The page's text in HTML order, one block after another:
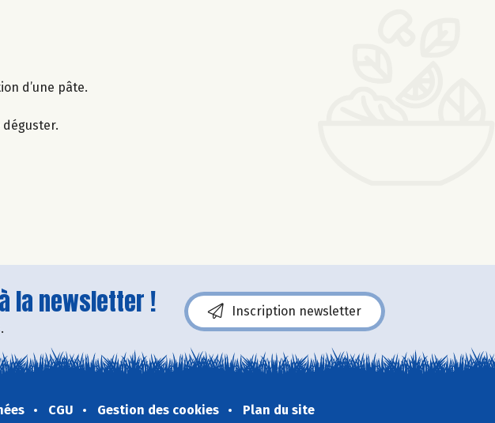
d’une pâte.
déguster.
la newsletter ! Inscription newsletter
CGU Gestion des cookies Plan du site